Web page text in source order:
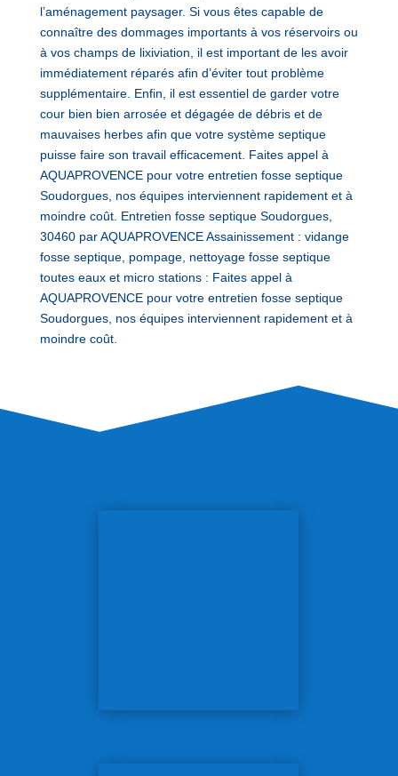
l’aménagement paysager. Si vous êtes capable de
connaître des dommages importants à vos réservoirs ou
à vos champs de lixiviation, il est important de les avoir
immédiatement réparés afin d’éviter tout problème
supplémentaire. Enfin, il est essentiel de garder votre
cour bien bien arrosée et dégagée de débris et de
mauvaises herbes afin que votre système septique
puisse faire son travail efficacement. Faites appel à
AQUAPROVENCE pour votre entretien fosse septique
Soudorgues, nos équipes interviennent rapidement et à
moindre coût. Entretien fosse septique Soudorgues,
30460 par AQUAPROVENCE Assainissement : vidange
fosse septique, pompage, nettoyage fosse septique
toutes eaux et micro stations : Faites appel à
AQUAPROVENCE pour votre entretien fosse septique
Soudorgues, nos équipes interviennent rapidement et à
moindre coût.